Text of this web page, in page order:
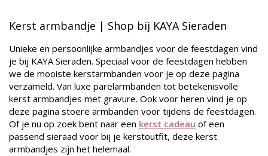
Kerst armbandje | Shop bij KAYA Sieraden
Unieke en persoonlijke armbandjes voor de feestdagen vind
je bij KAYA Sieraden. Speciaal voor de feestdagen hebben
we de mooiste kerstarmbanden voor je op deze pagina
verzameld. Van luxe parelarmbanden tot betekenisvolle
kerst armbandjes met gravure. Ook voor heren vind je op
deze pagina stoere armbanden voor tijdens de feestdagen.
Of je nu op zoek bent naar een kerst cadeau of een
passend sieraad voor bij je kerstoutfit, deze kerst
armbandjes zijn het helemaal.